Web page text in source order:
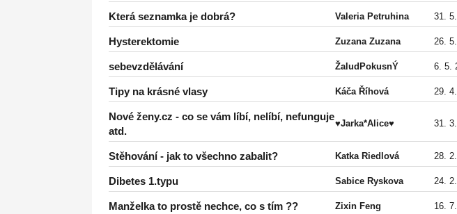
Která seznamka je dobrá? Valeria Petruhina 31.
Hysterektomie Zuzana Zuzana 26.
sebevzdělávání ŽaludPokusnÝ 6. 5.
Tipy na krásné vlasy Káča Říhová 29.
Nové ženy.cz - co se vám líbí, nelíbí, nefunguje
atd.
♥Jarka*Alice♥ 31.
Stěhování - jak to všechno zabalit? Katka Riedlová 28.
Dibetes 1.typu Sabice Ryskova 24.
Manželka to prostě nechce, co s tím ?? Zixin Feng 16.